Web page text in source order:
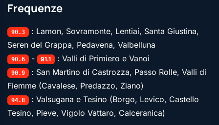
Frequenze
90.3 : Lamon, Sovramonte, Lentiai, Santa Giustina,
Seren del Grappa, Pedavena, Valbelluna
90.6 - 91.1 : Valli di Primiero e Vanoi
90.9 : San Martino di Castrozza, Passo Rolle, Valli di
Fiemme (Cavalese, Predazzo, Ziano)
94.8 : Valsugana e Tesino (Borgo, Levico, Castello
Tesino, Pieve, Vigolo Vattaro, Calceranica)